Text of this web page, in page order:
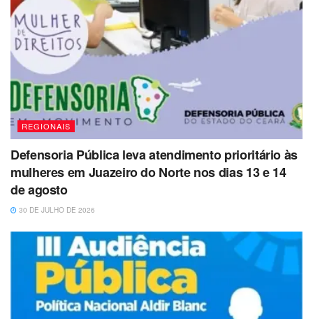
REGIONAIS
Defensoria Pública leva atendimento prioritário às
mulheres em Juazeiro do Norte nos dias 13 e 14
de agosto
30 DE JULHO DE 2026